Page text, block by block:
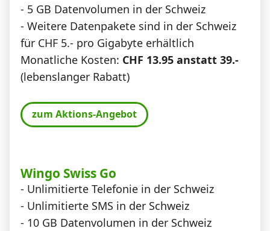
- 5 GB Datenvolumen in der Schweiz
- Weitere Datenpakete sind in der Schweiz
für CHF 5.- pro Gigabyte erhältlich
Monatliche Kosten: CHF 13.95 anstatt 39.-
(lebenslanger Rabatt)
zum Aktions-Angebot
Wingo Swiss Go
- Unlimitierte Telefonie in der Schweiz
- Unlimitierte SMS in der Schweiz
- 10 GB Datenvolumen in der Schweiz